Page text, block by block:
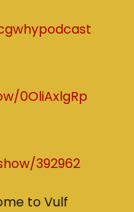
0OliAxlgRp
392962
to Vulf